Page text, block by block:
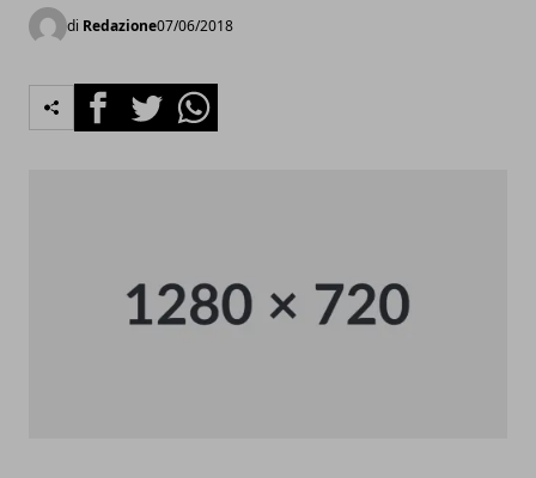
di Redazione07/06/2018
FacebookTwitterWhatsapp